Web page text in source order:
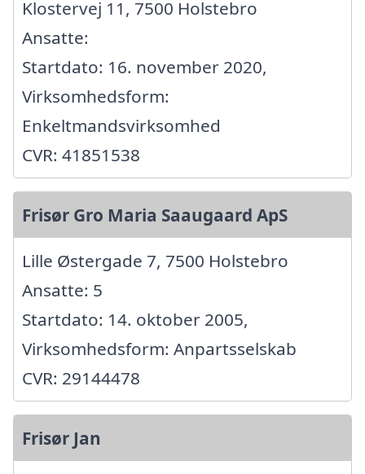
Klostervej 11, 7500 Holstebro
Ansatte:
Startdato: 16. november 2020,
Virksomhedsform:
Enkeltmandsvirksomhed
CVR: 41851538
Frisør Gro Maria Saaugaard ApS
Lille Østergade 7, 7500 Holstebro
Ansatte: 5
Startdato: 14. oktober 2005,
Virksomhedsform: Anpartsselskab
CVR: 29144478
Frisør Jan